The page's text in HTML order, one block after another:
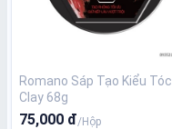
Romano Sáp Tạo Kiểu Tóc
Clay 68g
75,000 đ/Hộp